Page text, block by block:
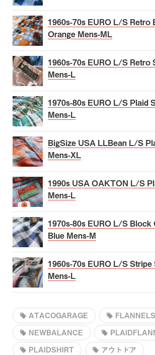
1960s-70s EURO L/S Retro
Orange Mens-ML
1960s-70s EURO L/S Retro
Mens-L
1970s-80s EURO L/S Plaid
Mens-L
BigSize USA LLBean L/S
Mens-XL
1990s USA OAKTON L/S
Mens-L
1970s-80s EURO L/S Block
Blue Mens-M
1960s-70s EURO L/S
Mens-L
ATACOGARAGE
NEWBALANCE
PLAIDSHIRT
アウトドア